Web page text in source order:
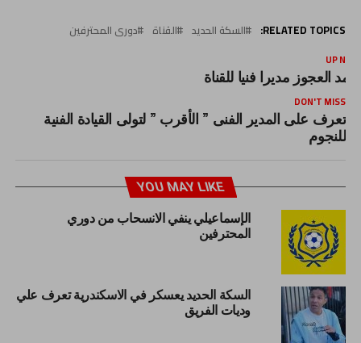
RELATED TOPICS: السكة الحديد القناة دورى المحترفين
UP
العجوز مديرا فنيا للقناة
DON'T MISS
تعرف على المدير الفنى ” الأقرب ” لتولى القيادة الفنية
للنجوم
YOU MAY LIKE
الإسماعيلي ينفي الانسحاب من دوري
المحترفين
السكة الحديد يعسكر في الاسكندرية تعرف علي
وديات الفريق